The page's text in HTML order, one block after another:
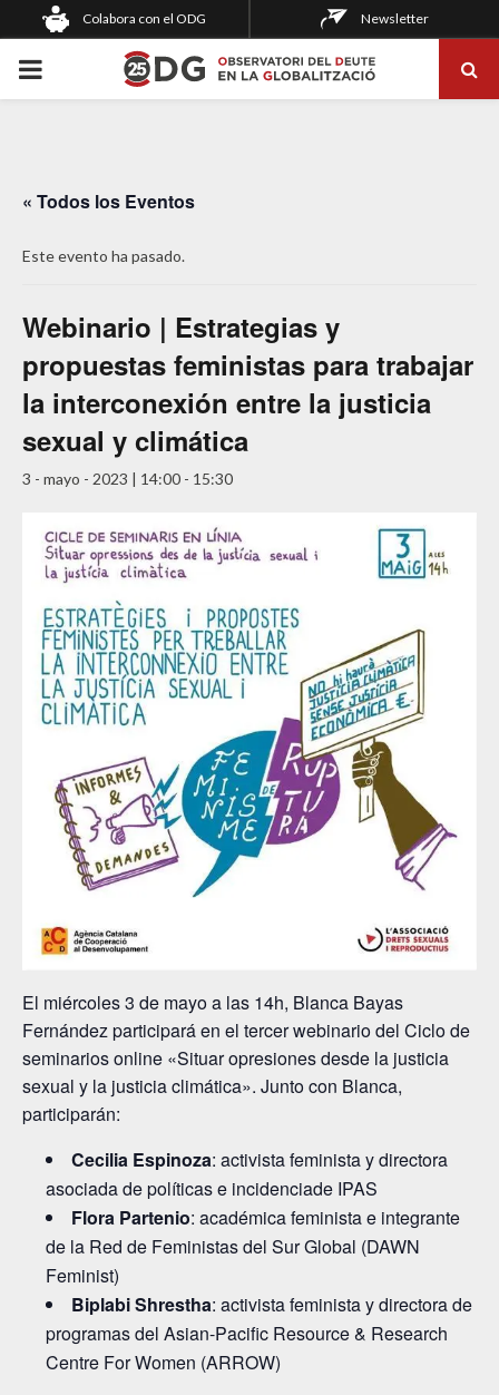
Colabora con el ODG Newsletter
PRIMARY
« Todos los Eventos
Este evento ha pasado.
Webinario | Estrategias y
propuestas feministas para trabajar
la interconexión entre la justicia
sexual y climática
3 - mayo - 2023 | 14:00 - 15:30
El miércoles 3 de mayo a las 14h, Blanca Bayas
Fernández participará en el tercer webinario del Ciclo de
seminarios online «Situar opresiones desde la justicia
sexual y la justicia climática». Junto con Blanca,
participarán:
Cecilia Espinoza: activista feminista y directora
asociada de políticas e incidenciade IPAS
Flora Partenio: académica feminista e integrante
de la Red de Feministas del Sur Global (DAWN
Feminist)
Biplabi Shrestha: activista feminista y directora de
programas del Asian-Pacific Resource & Research
Centre For Women (ARROW)